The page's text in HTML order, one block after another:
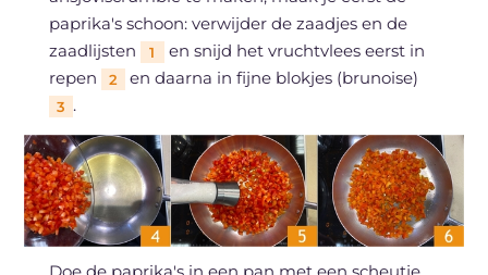
paprika's schoon: verwijder de zaadjes en de
zaadlijsten
1
en snijd het vruchtvlees eerst in
repen
2 en daarna in fijne blokjes (brunoise)
3 .